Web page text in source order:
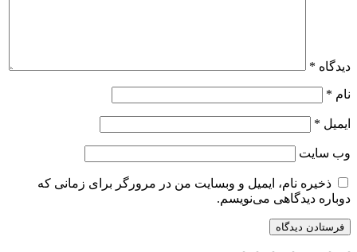
دیدگاه *
نام *
ایمیل *
وب‌ سایت
ذخیره نام، ایمیل و وبسایت من در مرورگر برای زمانی که
دوباره دیدگاهی می‌نویسم.